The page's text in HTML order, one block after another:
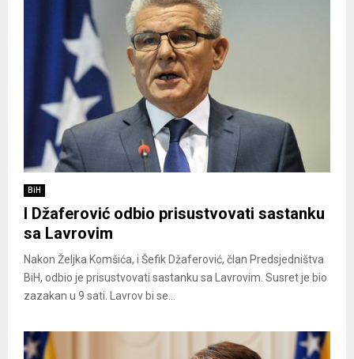
BiH
I Džaferović odbio prisustvovati sastanku
sa Lavrovim
Nakon Željka Komšića, i Šefik Džaferović, član Predsjedništva
BiH, odbio je prisustvovati sastanku sa Lavrovim. Susret je bio
zazakan u 9 sati. Lavrov bi se...